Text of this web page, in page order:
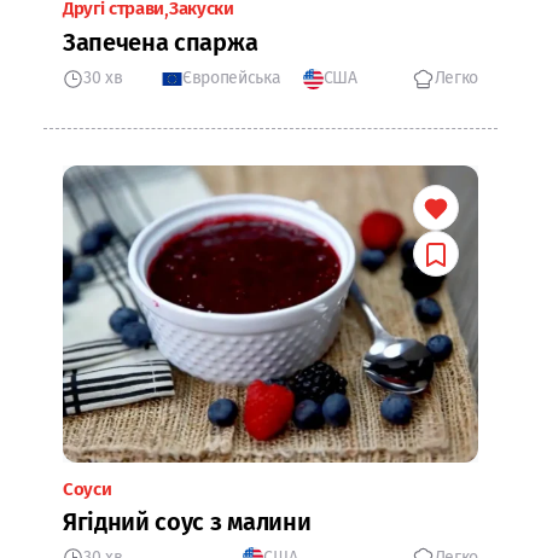
Другі страви Закуски
Запечена спаржа
30 хв Європейська США Легко
Соуси
Ягідний соус з малини